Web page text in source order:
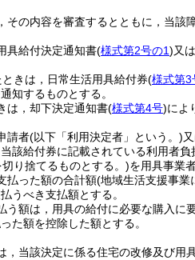
の内容を審査するとともに，当
具給付決定通知書(様式第2号の1)又
きは，日常生活用具給付券(様式第3
知するものとする。
は，却下決定通知書(様式第4号)によ
請者(以下「利用決定者」という。)
該給付券に記載されている利用者負
り捨てるものとする。)を用具事業
払った額の合計額(地域生活支援事業
うべき支払額とする。
額は，用具の給付に必要な購入
た額を控除した額とする。
当該決定に係る住宅の改修及び